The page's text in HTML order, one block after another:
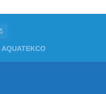
AQUATEKCO